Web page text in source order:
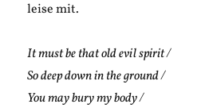
leise mit.
It must be that old evil spirit /
So deep down in the ground /
You may bury my body /